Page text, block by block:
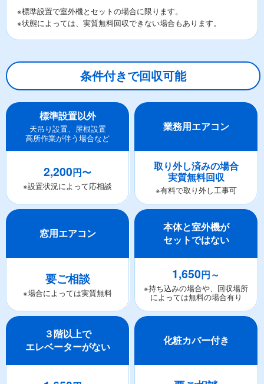
※標準設置で室外機とセットの場合に限ります。
※状態によっては、実質無料回収できない場合もあります。
条件付きで回収可能
標準設置以外
天吊り設置、屋根設置
高所作業が伴う場合など
2,200円〜
※設置状況によって応相談
業務用エアコン
取り外し済みの場合
実質無料回収
※有料で取り外し工事可
窓用エアコン
要ご相談
※場合によっては実質無料
本体と室外機が
セットではない
1,650円～
※持ち込みの場合や、回収場所
によっては無料の場合有り
３階以上で
エレベーターがない
化粧カバー付き